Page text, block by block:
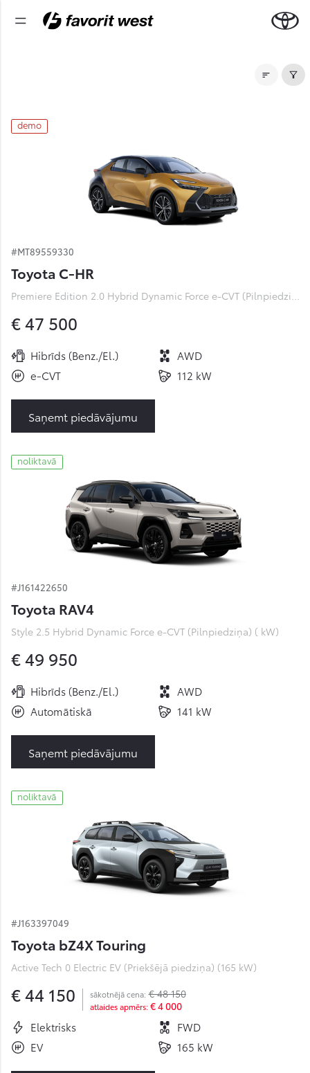
demo
#MT89559330
Toyota C-HR
Premiere Edition 2.0 Hybrid Dynamic Force e-CVT (Pilnpiedziņa) (112 kW)
€ 47 500
Hibrīds (Benz./El.)
AWD
e-CVT
112 kW
Saņemt piedāvājumu
noliktavā
#J161422650
Toyota RAV4
Style 2.5 Hybrid Dynamic Force e-CVT (Pilnpiedziņa) ( kW)
€ 49 950
Hibrīds (Benz./El.)
AWD
Automātiskā
141 kW
Saņemt piedāvājumu
noliktavā
#J163397049
Toyota bZ4X Touring
Active Tech 0 Electric EV (Priekšējā piedziņa) (165 kW)
€ 44 150 sākotnējā cena: € 48 150
atlaides apmērs: € 4 000
Elektrisks
FWD
EV
165 kW